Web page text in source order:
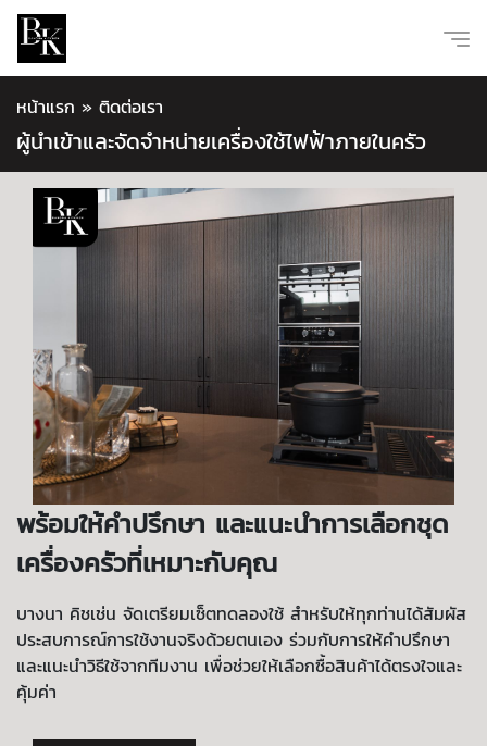
หน้าแรก » ติดต่อเรา
ผู้นำเข้าและจัดจำหน่ายเครื่องใช้ไฟฟ้าภายในครัว
พร้อมให้คำปรึกษา และแนะนำการเลือกชุด
เครื่องครัวที่เหมาะกับคุณ
บางนา คิชเช่น จัดเตรียมเซ็ตทดลองใช้ สำหรับให้ทุกท่านได้สัมผัส
ประสบการณ์การใช้งานจริงด้วยตนเอง ร่วมกับการให้คำปรึกษา
และแนะนำวิธีใช้จากทีมงาน เพื่อช่วยให้เลือกซื้อสินค้าได้ตรงใจและ
คุ้มค่า